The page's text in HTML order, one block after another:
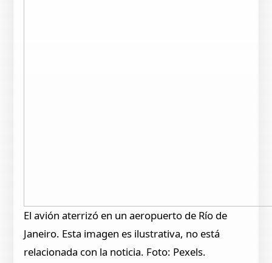
El avión aterrizó en un aeropuerto de Río de
Janeiro. Esta imagen es ilustrativa, no está
relacionada con la noticia. Foto: Pexels.